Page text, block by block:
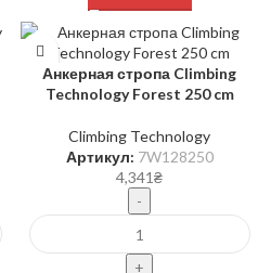
Анкерная стропа Climbing
Technology Forest 250 cm
Climbing Technology
Артикул: 7W128250
4,341₴